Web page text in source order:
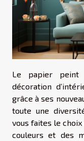
Le papier peint
décoration
grâce à ses
toute une
vous faites le
couleurs et des